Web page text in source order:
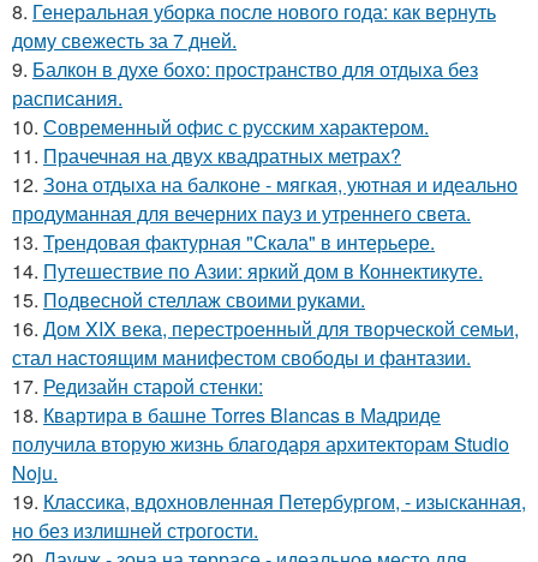
8. Генеральная уборка после нового года: как вернуть
дому свежесть за 7 дней.
9. Балкон в духе бохо: пространство для отдыха без
расписания.
10. Современный офис с русским характером.
11. Прачечная на двух квадратных метрах?
12. Зона отдыха на балконе - мягкая, уютная и идеально
продуманная для вечерних пауз и утреннего света.
13. Трендовая фактурная "Скала" в интерьере.
14. Путешествие по Азии: яркий дом в Коннектикуте.
15. Подвесной стеллаж своими руками.
16. Дом XIX века, перестроенный для творческой семьи,
стал настоящим манифестом свободы и фантазии.
17. Редизайн старой стенки:
18. Квартира в башне Torres Blancas в Мадриде
получила вторую жизнь благодаря архитекторам Studio
Noju.
19. Классика, вдохновленная Петербургом, - изысканная,
но без излишней строгости.